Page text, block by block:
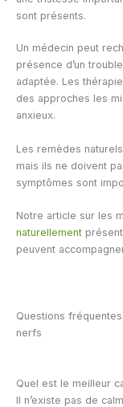
sont présents.
Un médecin peut
présence d’un
adaptée. Les
des approches les
anxieux.
Les remèdes
mais ils ne doivent
symptômes sont
Notre article sur les
naturellement
peuvent
Questions
nerfs
Quel est le meilleur
Il n’existe pas de